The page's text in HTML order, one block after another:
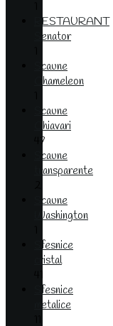
RESTAURANT
Senator
Scaune
Chameleon
Scaune
Chiavari
47
Scaune
transparente
Scaune
Washington
Sfesnice
cristal
Sfesnice
metalice